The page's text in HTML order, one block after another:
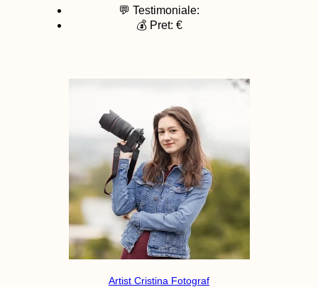
💬 Testimoniale:
💰 Pret: €
Artist Cristina Fotograf